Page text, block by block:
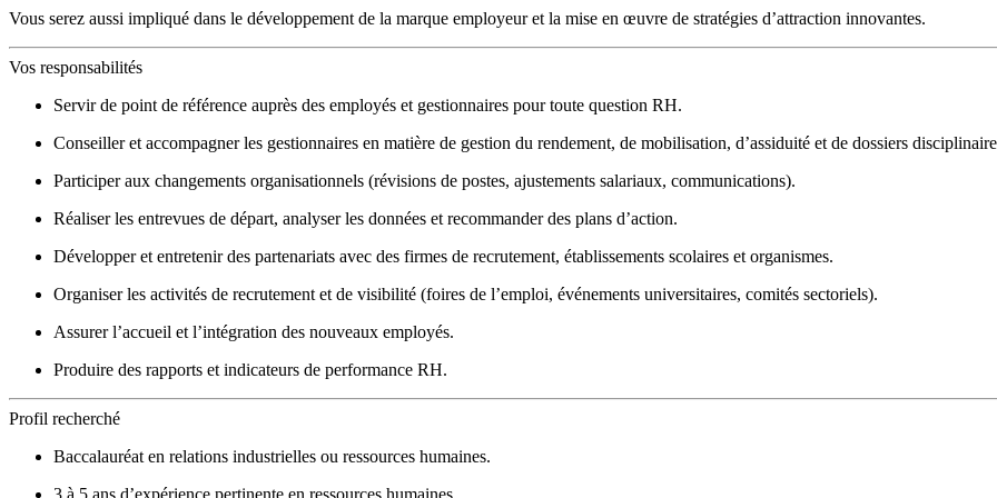
Vous serez aussi impliqué dans le développement de la marque employeur et la mise en œuvre de stratégies d’attraction innovantes.
Vos responsabilités
Servir de point de référence auprès des employés et gestionnaires pour toute question RH.
Conseiller et accompagner les gestionnaires en matière de gestion du rendement, de mobilisation, d’assiduité et de dossiers
Participer aux changements organisationnels (révisions de postes, ajustements salariaux, communications).
Réaliser les entrevues de départ, analyser les données et recommander des plans d’action.
Développer et entretenir des partenariats avec des firmes de recrutement, établissements scolaires et organismes.
Organiser les activités de recrutement et de visibilité (foires de l’emploi, événements universitaires, comités sectoriels).
Assurer l’accueil et l’intégration des nouveaux employés.
Produire des rapports et indicateurs de performance RH.
Profil recherché
Baccalauréat en relations industrielles ou ressources humaines.
3 à 5 ans d’expérience pertinente en ressources humaines.